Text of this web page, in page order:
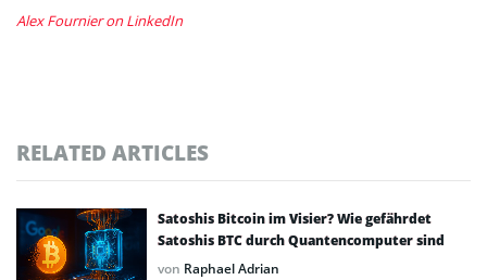
Alex Fournier on LinkedIn
RELATED ARTICLES
Satoshis Bitcoin im Visier? Wie gefährdet
Satoshis BTC durch Quantencomputer sind
von Raphael Adrian